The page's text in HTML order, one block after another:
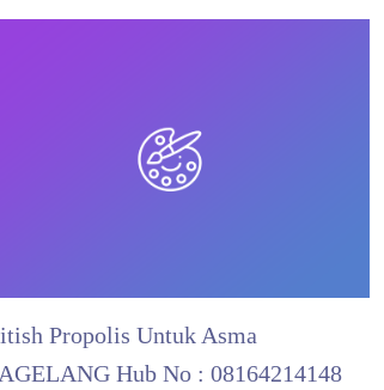
Propolis Untuk Asma
Hub No : 08164214148